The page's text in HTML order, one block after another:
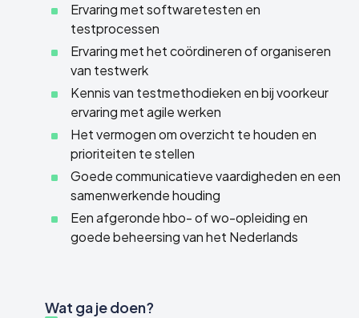
Ervaring met softwaretesten en
testprocessen
Ervaring met het coördineren of organiseren
van testwerk
Kennis van testmethodieken en bij voorkeur
ervaring met agile werken
Het vermogen om overzicht te houden en
prioriteiten te stellen
Goede communicatieve vaardigheden en een
samenwerkende houding
Een afgeronde hbo- of wo-opleiding en
goede beheersing van het Nederlands
Wat ga je doen?